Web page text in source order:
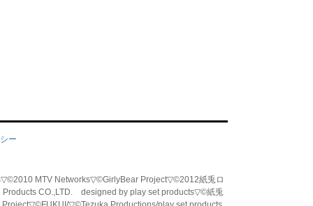
ー
MTV Networks▽©GirlyBear Project▽©2012紙兎ロ
CO.,LTD. designed by play set products▽©紙兎